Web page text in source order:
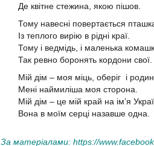
Де квітне стежина, якою пішов.
Тому навесні повертається
Із теплого вирію в рідні краї.
Тому і ведмідь, і маленька
Так ревно боронять кордони свої.
Мій дім – моя міць, оберіг і
Мені наймиліша моя сторона.
Мій дім – це мій край на ім’я
Вона в моїм серці назавше одна.
За матеріалами: https://